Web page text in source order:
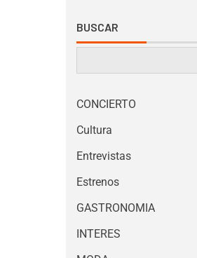
BUSCAR
CONCIERTO
Cultura
Entrevistas
Estrenos
GASTRONOMIA
INTERES